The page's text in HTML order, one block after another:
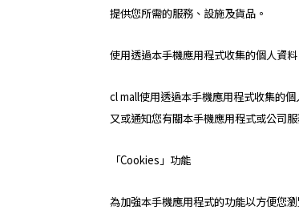
提供您所需的服務、設施及貨品。
使用透過本手機應用程式收集的個人資料
cl mall使用透過本手機應用程式收集的
又或通知您有關本手機應用程式或公司
「Cookies」功能
為加強本手機應用程式的功能以方便您